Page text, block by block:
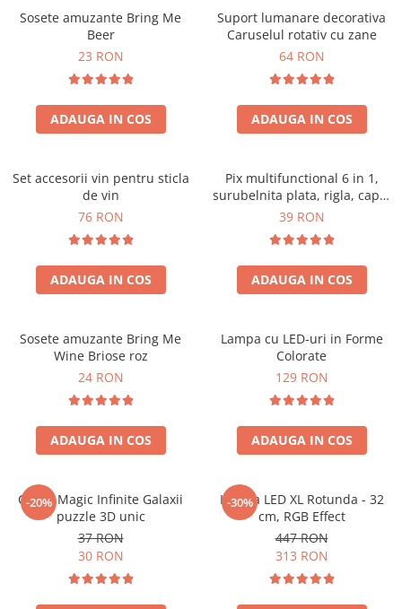
Sosete amuzante Bring Me
Beer
23 RON
ADAUGA IN COS
Suport lumanare decorativa
Caruselul rotativ cu zane
64 RON
ADAUGA IN COS
Set accesorii vin pentru sticla
de vin
76 RON
ADAUGA IN COS
Pix multifunctional 6 in 1,
surubelnita plata, rigla, capat
touchscreen, nivela cu bula
39 RON
ADAUGA IN COS
Sosete amuzante Bring Me
Wine Briose roz
24 RON
ADAUGA IN COS
Lampa cu LED-uri in Forme
Colorate
129 RON
ADAUGA IN COS
-20%
Cubul Magic Infinite Galaxii
puzzle 3D unic
37 RON
30 RON
-30%
Lampa LED XL Rotunda - 32
cm, RGB Effect
447 RON
313 RON